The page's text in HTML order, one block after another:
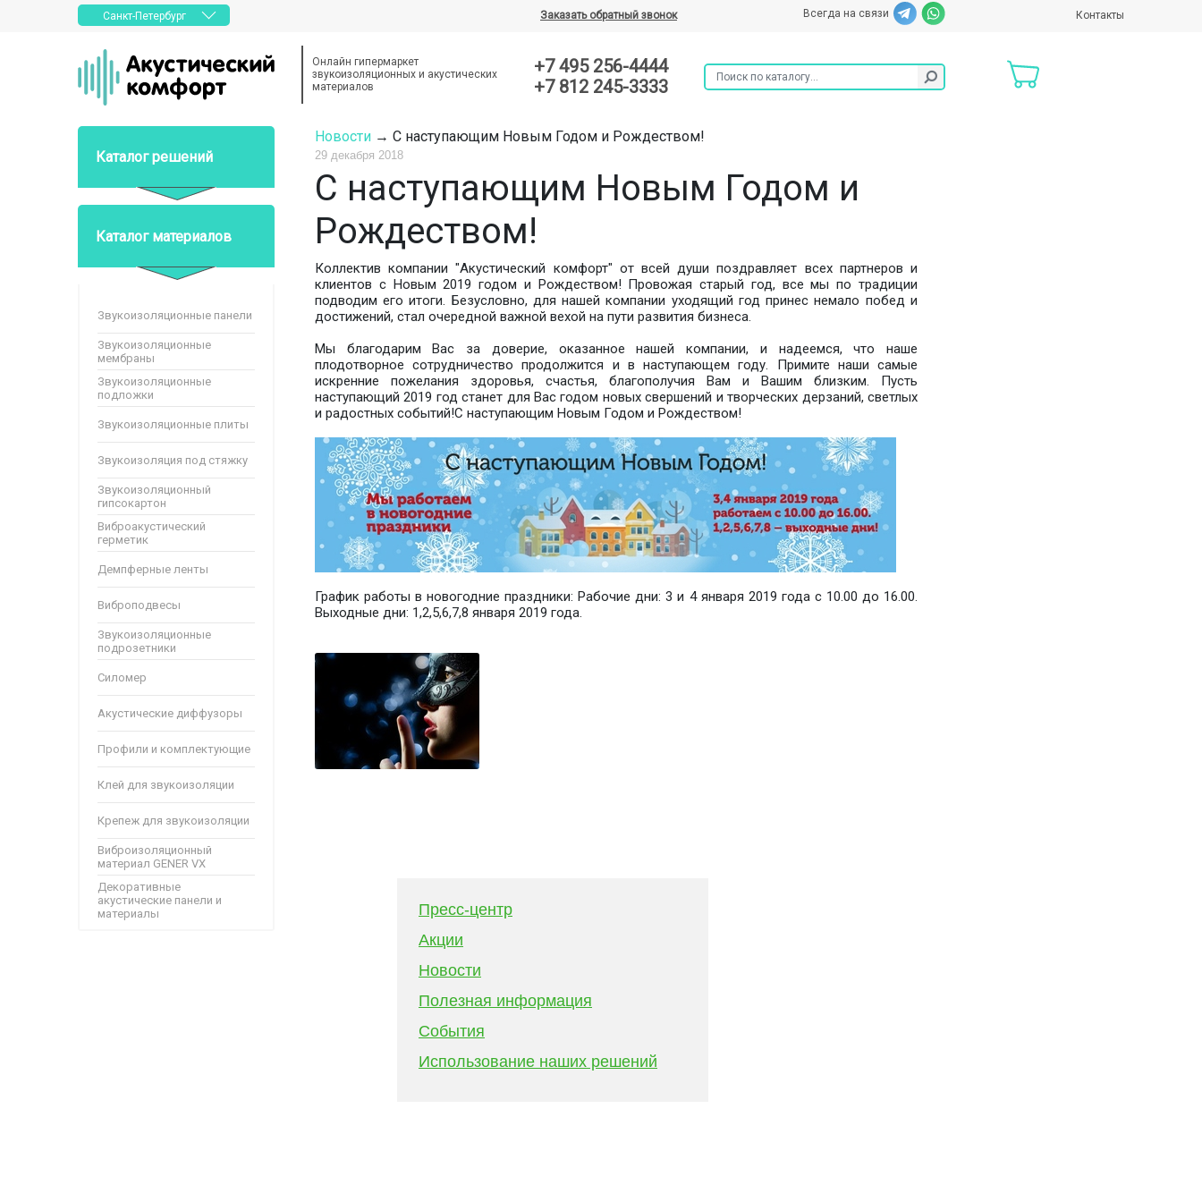
Санкт-Петербург Заказать обратный звонок Всегда на связи Контакты
Онлайн гипермаркет
звукоизоляционных и акустических
материалов
+7 495 256-4444
+7 812 245-3333
Каталог решений
Каталог материалов
Звукоизоляционные панели
Звукоизоляционные
мембраны
Звукоизоляционные
подложки
Звукоизоляционные плиты
Звукоизоляция под стяжку
Звукоизоляционный
гипсокартон
Виброакустический
герметик
Демпферные ленты
Виброподвесы
Звукоизоляционные
подрозетники
Силомер
Акустические диффузоры
Профили и комплектующие
Клей для звукоизоляции
Крепеж для звукоизоляции
Виброизоляционный
материал GENER VX
Декоративные
акустические панели и
материалы
Новости→ С наступающим Новым Годом и Рождеством!
29 декабря 2018
С наступающим Новым Годом и
Рождеством!
Коллектив компании "Акустический комфорт" от всей души поздравляет всех партнеров и
клиентов с Новым 2019 годом и Рождеством! Провожая старый год, все мы по традиции
подводим его итоги. Безусловно, для нашей компании уходящий год принес немало побед и
достижений, стал очередной важной вехой на пути развития бизнеса.
Мы благодарим Вас за доверие, оказанное нашей компании, и надеемся, что наше
плодотворное сотрудничество продолжится и в наступающем году. Примите наши самые
искренние пожелания здоровья, счастья, благополучия Вам и Вашим близким. Пусть
наступающий 2019 год станет для Вас годом новых свершений и творческих дерзаний, светлых
и радостных событий!С наступающим Новым Годом и Рождеством!
График работы в новогодние праздники: Рабочие дни: 3 и 4 января 2019 года с 10.00 до 16.00.
Выходные дни: 1,2,5,6,7,8 января 2019 года.
Пресс-центр
Акции
Новости
Полезная информация
События
Использование наших решений